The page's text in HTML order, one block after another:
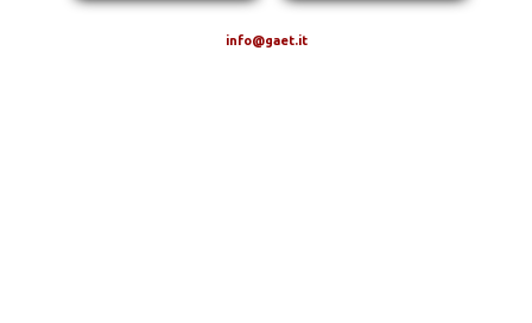
info@gaet.it